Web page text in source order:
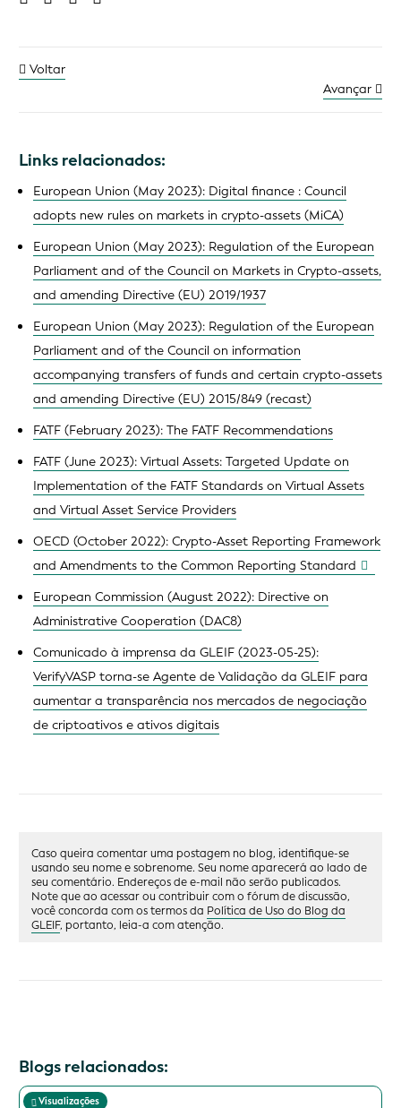
Voltar
Avançar
Links relacionados:
European Union (May 2023): Digital finance : Council
adopts new rules on markets in crypto-assets (MiCA)
European Union (May 2023): Regulation of the European
Parliament and of the Council on Markets in Crypto-assets,
and amending Directive (EU) 2019/1937
European Union (May 2023): Regulation of the European
Parliament and of the Council on information
accompanying transfers of funds and certain crypto-assets
and amending Directive (EU) 2015/849 (recast)
FATF (February 2023): The FATF Recommendations
FATF (June 2023): Virtual Assets: Targeted Update on
Implementation of the FATF Standards on Virtual Assets
and Virtual Asset Service Providers
OECD (October 2022): Crypto-Asset Reporting Framework
and Amendments to the Common Reporting Standard
European Commission (August 2022): Directive on
Administrative Cooperation (DAC8)
Comunicado à imprensa da GLEIF (2023-05-25):
VerifyVASP torna-se Agente de Validação da GLEIF para
aumentar a transparência nos mercados de negociação
de criptoativos e ativos digitais
Caso queira comentar uma postagem no blog, identifique-se
usando seu nome e sobrenome. Seu nome aparecerá ao lado de
seu comentário. Endereços de e-mail não serão publicados.
Note que ao acessar ou contribuir com o fórum de discussão,
você concorda com os termos da Política de Uso do Blog da
GLEIF, portanto, leia-a com atenção.
Blogs relacionados:
Visualizações